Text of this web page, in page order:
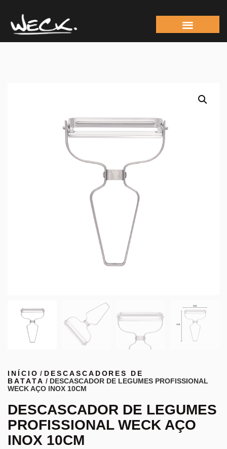
INÍCIO / DESCASCADORES DE
BATATA / DESCASCADOR DE LEGUMES PROFISSIONAL
WECK AÇO INOX 10CM
DESCASCADOR DE LEGUMES
PROFISSIONAL WECK AÇO
INOX 10CM